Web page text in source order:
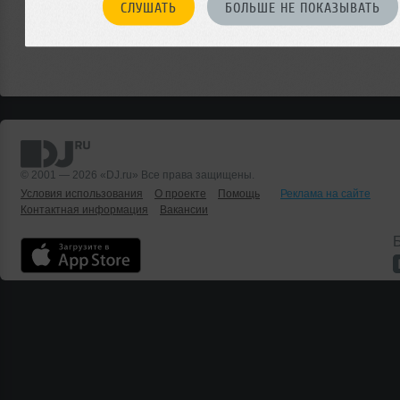
СЛУШАТЬ БОЛЬШЕ НЕ ПОКАЗЫВАТЬ
© 2001 — 2026 «DJ.ru» Все права защищены.
Условия использования
О проекте Помощь
Реклама на сайте
Контактная информация
Вакансии